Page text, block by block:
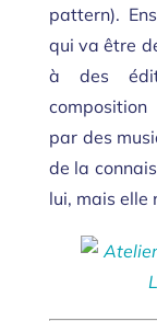
pattern).
qui va être
à des
par des
de la
lui, mais elle